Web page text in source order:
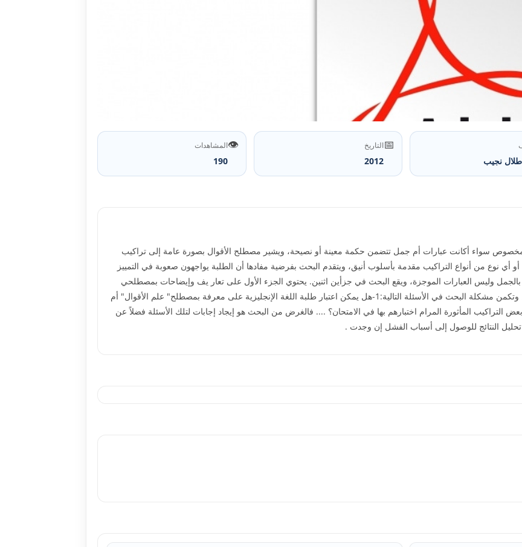
نجيب
📅التاريخ
2012
👁️المشاهدات
190
مخصوص سواء أكانت عبارات أم جمل تتضمن حكمة معينة أو نصيحة، ويشير مصطلح الأقوال بصورة عامة إلى تراكيب
أي نوع من أنواع التراكيب مقدمة بأسلوب أنيق، ويتقدم البحث بفرضية مفادها أن الطلبة يواجهون صعوبة في التمييز
بالجمل وليس العبارات الموجزة، ويقع البحث في جزأين اثنين. يحتوي الجزء الأول على تعار يف وإيضاحات بمصطلحي
البحث؛ الأقوال والتراكيب المأثورة من الناحية النحوية، وتكمن مشكلة البحث في الأسئلة التالية:1-هل يمكن اعتبار طلبة اللغة الإنجليزية على معرفة بمصطلح" علم الأقوال" أم
بعض التراكيب المأثورة المرام اختبارهم بها في الامتحان؟ .... فالغرض من البحث هو إيجاد إجابات لتلك الأسئلة فضلاً عن
تحليل النتائج للوصول إلى أسباب الفشل إن وجدت .